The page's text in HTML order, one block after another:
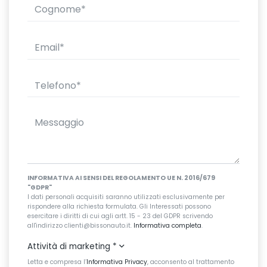
INFORMATIVA AI SENSI DEL REGOLAMENTO UE N. 2016/679
"GDPR"
I dati personali acquisiti saranno utilizzati esclusivamente per
rispondere alla richiesta formulata. Gli Interessati possono
esercitare i diritti di cui agli artt. 15 - 23 del GDPR scrivendo
all'indirizzo clienti@bissonauto.it. Informativa completa.
Attività di marketing *
Letta e compresa l’Informativa Privacy, acconsento al trattamento